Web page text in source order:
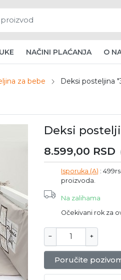
NAČINI PLAĆANJA O
za bebe
Deksi posteljina
Deksi
8.599,00 RSD
Isporuka (A) :
proizvoda.
Na zalihama
Očekivani rok za
− +
Poručite